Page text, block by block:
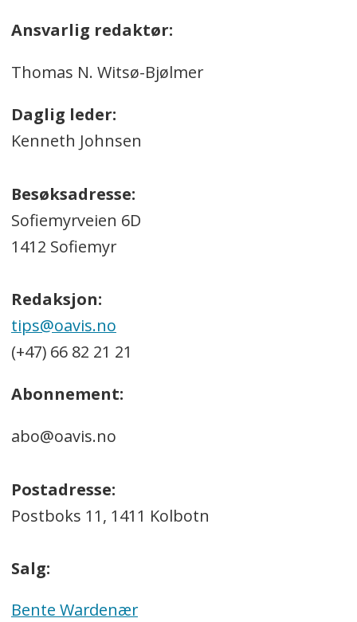
Ansvarlig redaktør:
Thomas N. Witsø-Bjølmer
Daglig leder:
Kenneth Johnsen
Besøksadresse:
Sofiemyrveien 6D
1412 Sofiemyr
Redaksjon:
tips@oavis.no
(+47) 66 82 21 21
Abonnement:
abo@oavis.no
Postadresse:
Postboks 11, 1411 Kolbotn
Salg:
Bente Wardenær